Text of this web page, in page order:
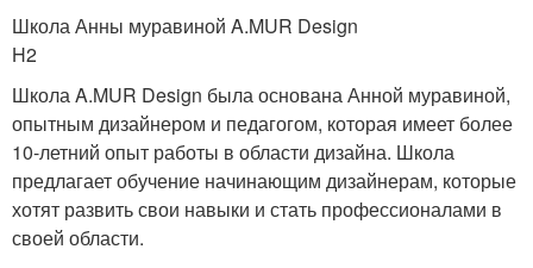
Школа Анны муравиной A.MUR Design
H2
Школа A.MUR Design была основана Анной муравиной,
опытным дизайнером и педагогом, которая имеет более
10-летний опыт работы в области дизайна. Школа
предлагает обучение начинающим дизайнерам, которые
хотят развить свои навыки и стать профессионалами в
своей области.